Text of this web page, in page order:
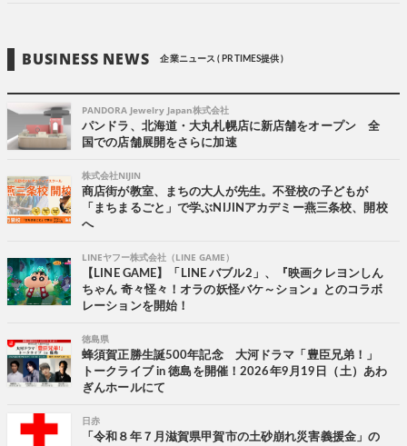
BUSINESS NEWS 企業ニュース ( PR TIMES提供 )
PANDORA Jewelry Japan株式会社
パンドラ、北海道・大丸札幌店に新店舗をオープン 全
国での店舗展開をさらに加速
株式会社NIJIN
商店街が教室、まちの大人が先生。不登校の子どもが
「まちまるごと」で学ぶNIJINアカデミー燕三条校、開校
へ
LINEヤフー株式会社（LINE GAME）
【LINE GAME】「LINE バブル2」、『映画クレヨンしん
ちゃん 奇々怪々！オラの妖怪バケ～ション』とのコラボ
レーションを開始！
徳島県
蜂須賀正勝生誕500年記念 大河ドラマ「豊臣兄弟！」
トークライブ in 徳島を開催！2026年9月19日（土）あわ
ぎんホールにて
日赤
「令和８年７月滋賀県甲賀市の土砂崩れ災害義援金」の